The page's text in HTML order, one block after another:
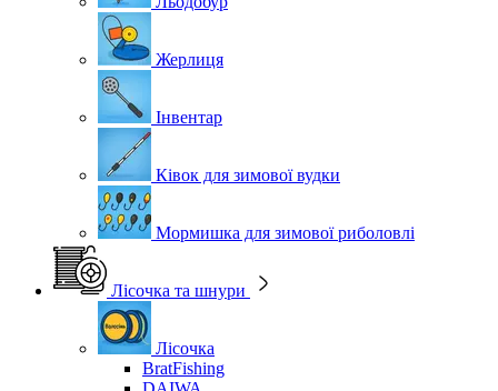
Жерлиця
Інвентар
Ківок для зимової вудки
Мормишка для зимової риболовлі
Лісочка та шнури
Лісочка
BratFishing